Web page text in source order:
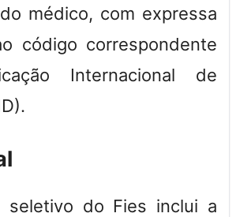
médico, com expressa
código correspondente
Internacional de
seletivo do Fies inclui a